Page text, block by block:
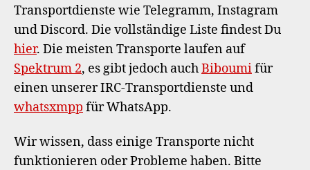
Transportdienste wie Telegramm, Instagram
und Discord. Die vollständige Liste findest Du
hier. Die meisten Transporte laufen auf
Spektrum 2, es gibt jedoch auchBiboumifür
einen unserer IRC-Transportdienste und
whatsxmpp für WhatsApp.
Wir wissen, dass einige Transporte nicht
funktionieren oder Probleme haben. Bitte